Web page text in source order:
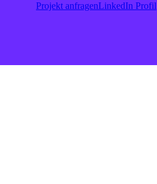
Projekt anfragenLinkedIn Profil